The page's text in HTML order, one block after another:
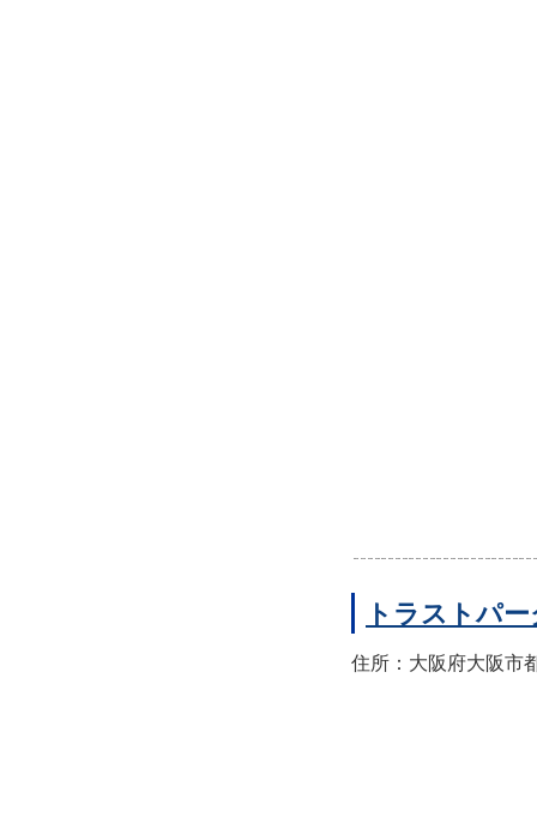
トラストパ
住所：大阪府大阪市